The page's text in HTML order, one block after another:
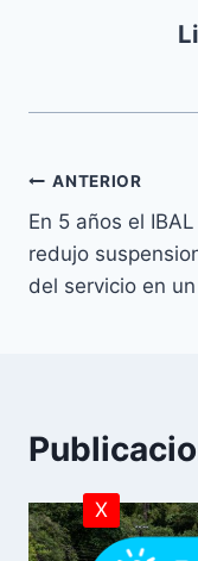
ANTERIOR
En 5 años el IBAL
redujo
del servicio en un
X